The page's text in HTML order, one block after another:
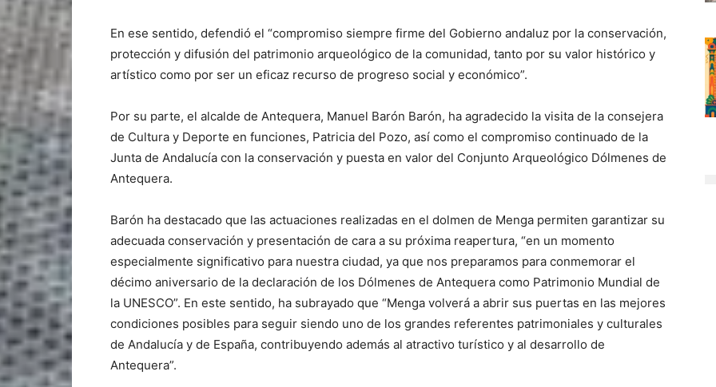
En ese sentido, defendió el “compromiso siempre firme del Gobierno andaluz por la conservación,
protección y difusión del patrimonio arqueológico de la comunidad, tanto por su valor histórico y
artístico como por ser un eficaz recurso de progreso social y económico”.
Por su parte, el alcalde de Antequera, Manuel Barón Barón, ha agradecido la visita de la consejera
de Cultura y Deporte en funciones, Patricia del Pozo, así como el compromiso continuado de la
Junta de Andalucía con la conservación y puesta en valor del Conjunto Arqueológico Dólmenes de
Antequera.
Barón ha destacado que las actuaciones realizadas en el dolmen de Menga permiten garantizar su
adecuada conservación y presentación de cara a su próxima reapertura, “en un momento
especialmente significativo para nuestra ciudad, ya que nos preparamos para conmemorar el
décimo aniversario de la declaración de los Dólmenes de Antequera como Patrimonio Mundial de
la UNESCO”. En este sentido, ha subrayado que “Menga volverá a abrir sus puertas en las mejores
condiciones posibles para seguir siendo uno de los grandes referentes patrimoniales y culturales
de Andalucía y de España, contribuyendo además al atractivo turístico y al desarrollo de
Antequera”.